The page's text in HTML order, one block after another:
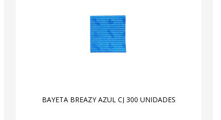
BAYETA BREAZY AZUL CJ 300 UNIDADES